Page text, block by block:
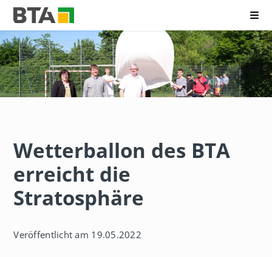
a
v
i
g
a
t
e
r
u
f
s
k
g
ü
r
T
e
n
Wetterballon des BTA
erreicht die
Stratosphäre
Veröffentlicht am 19.05.2022